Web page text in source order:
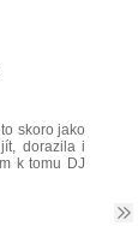
skoro jako
dorazila i
k tomu DJ